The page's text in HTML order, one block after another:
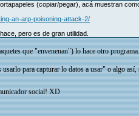
(copiar/pegar), acá muestran
an-arp-poisoning-attack-2/
pero es de gran utilidad.
que "envenenan") lo hace otro
para capturar lo datos a usar" o algo
social! XD